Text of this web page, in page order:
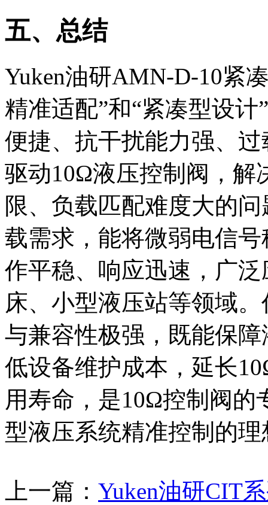
五、总结
Yuken油研AMN-D-10紧
精准适配”和“紧凑型设
便捷、抗干扰能力强、
驱动10Ω液压控制阀，解
限、负载匹配难度大的
载需求，能将微弱电信
作平稳、响应迅速，广
床、小型液压站等领域
与兼容性极强，既能保
低设备维护成本，延长
用寿命，是10Ω控制阀的
型液压系统精准控制的
上一篇： Yuken油研CIT